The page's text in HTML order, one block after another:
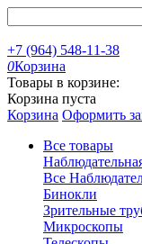
+7 (964) 548-11-38
0Корзина
Товары в корзине:
Корзина пуста
Корзина Оформить
Все товары
Все
Бинокли
Зрительные
Микроскопы